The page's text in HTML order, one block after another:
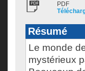
PDF
Résumé
Le monde
mystérieux